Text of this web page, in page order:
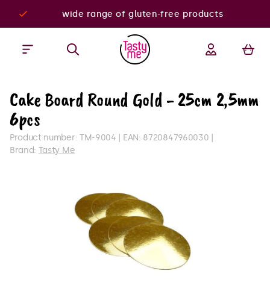
wide range of gluten-free products
Cake Board Round Gold - 25cm 2,5mm
6pcs
Product number: TM-9004 EAN: 8720847960030
Brand: Tasty Me